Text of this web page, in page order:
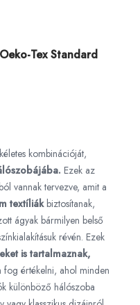
Oeko-Tex Standard
kombinációját,
Ezek az
vannak tervezve, amit a
textíliákbiztosítanak,
ágyak bármilyen belső
révén. Ezek
is tartalmaznak,
fog értékelni, ahol minden
különböző hálószoba